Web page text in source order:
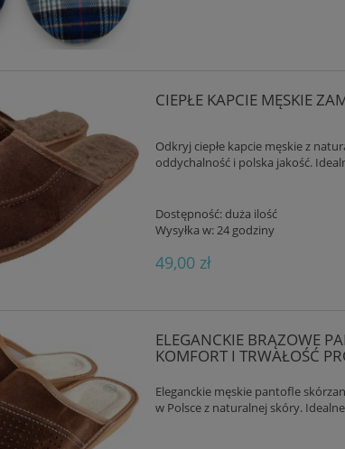
CIEPŁE KAPCIE MĘSKIE
Odkryj ciepłe kapcie męskie z
oddychalność i polska jakość.
Dostępność: duża ilość
Wysyłka w: 24 godziny
49,00 zł
ELEGANCKIE BRĄZOWE
KOMFORT I TRWAŁOŚĆ
Eleganckie męskie pantofle
w Polsce z naturalnej skóry.